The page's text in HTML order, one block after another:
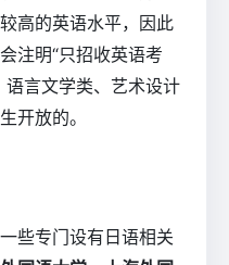
高的英语水平，因此
注明“只招收英语考
语言文学类、艺术设计
开放的。
些专门设有日语相关